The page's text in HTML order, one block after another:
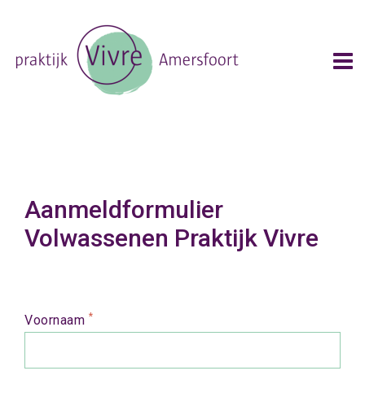
Aanmeldformulier
Volwassenen Praktijk Vivre
Voornaam *